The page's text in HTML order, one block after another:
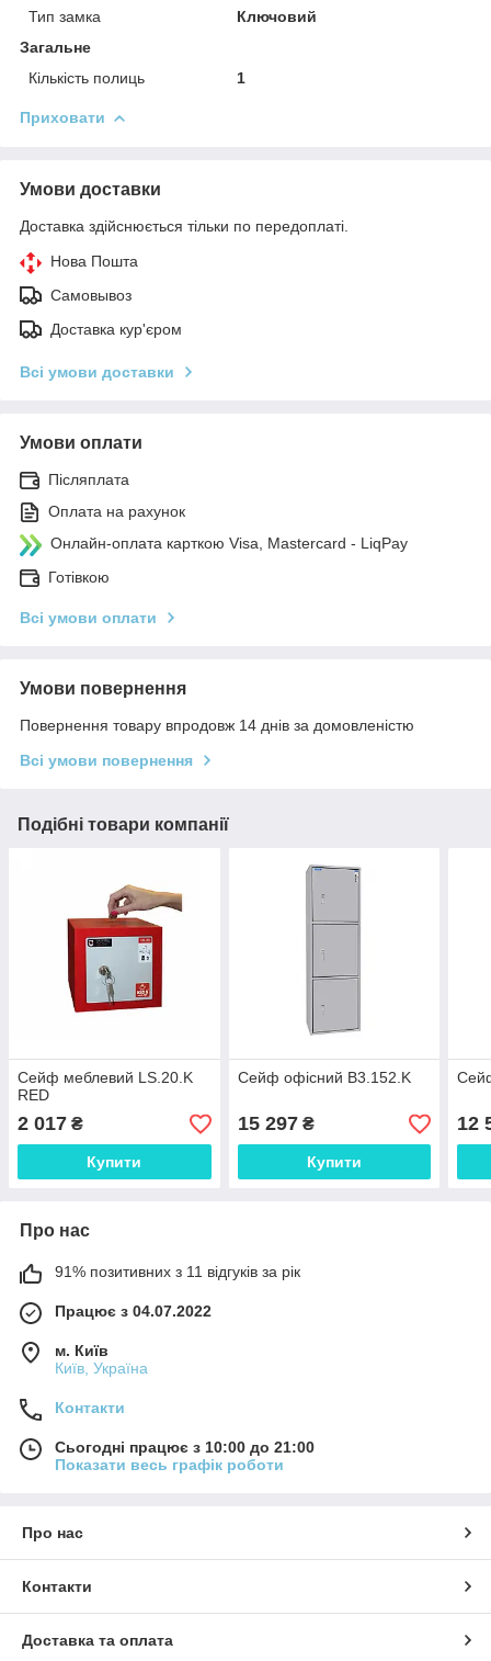
Тип замка
Ключовий
Загальне
Кількість полиць
1
Приховати
Умови доставки
Доставка здійснюється тільки по передоплаті.
Нова Пошта
Самовывоз
Доставка кур'єром
Всі умови доставки
Умови оплати
Післяплата
Оплата на рахунок
Онлайн-оплата карткою Visa, Mastercard - LiqPay
Готівкою
Всі умови оплати
Умови повернення
Повернення товару впродовж 14 днів за домовленістю
Всі умови повернення
Подібні товари компанії
Сейф меблевий LS.20.K
RED
2 017 ₴
Купити
Сейф офісний B3.152.K
15 297₴
Купити
12
Про нас
91% позитивних з 11 відгуків за рік
Працює з 04.07.2022
м. Київ
Київ, Україна
Контакти
Сьогодні працює з 10:00 до 21:00
Показати весь графік роботи
Про нас
Контакти
Доставка та оплата